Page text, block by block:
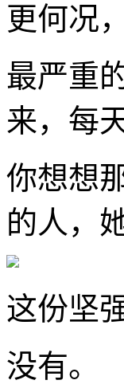
更何况
最严重
来，每
你想想
的人，
这份坚
没有。